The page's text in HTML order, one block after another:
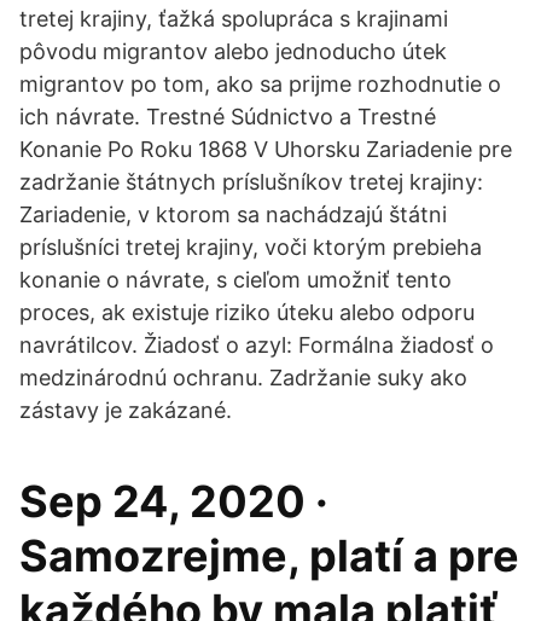
tretej krajiny, ťažká spolupráca s krajinami
pôvodu migrantov alebo jednoducho útek
migrantov po tom, ako sa prijme rozhodnutie o
ich návrate. Trestné Súdnictvo a Trestné
Konanie Po Roku 1868 V Uhorsku Zariadenie pre
zadržanie štátnych príslušníkov tretej krajiny:
Zariadenie, v ktorom sa nachádzajú štátni
príslušníci tretej krajiny, voči ktorým prebieha
konanie o návrate, s cieľom umožniť tento
proces, ak existuje riziko úteku alebo odporu
navrátilcov. Žiadosť o azyl: Formálna žiadosť o
medzinárodnú ochranu. Zadržanie suky ako
zástavy je zakázané.
Sep 24, 2020 ·
Samozrejme, platí a pre
každého by mala platiť